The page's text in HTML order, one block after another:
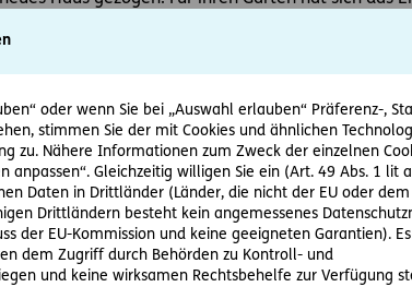
oder wenn Sie bei „Auswahl erlauben“ Präferenz-,
stimmen Sie der mit Cookies und ähnlichen
zu. Nähere Informationen zum Zweck der einzelnen
anpassen“. Gleichzeitig willigen Sie ein (Art. 49 Abs. 1 lit a
Daten in Drittländer (Länder, die nicht der EU oder dem
Drittländern besteht kein angemessenes
der EU-Kommission und keine geeigneten Garantien).
dem Zugriff durch Behörden zu Kontroll- und
und keine wirksamen Rechtsbehelfe zur Verfügung
und bringt die Lampe vorbei. Voller Vorfreude
Lampenschirm aus Glas einen großen Sprung
AG. Um zu erfahren, wie sie jetzt am
386 300. Einer der D.A.S. eigenen Juristen
Transportfirma auf. Darin fordert er, dass der